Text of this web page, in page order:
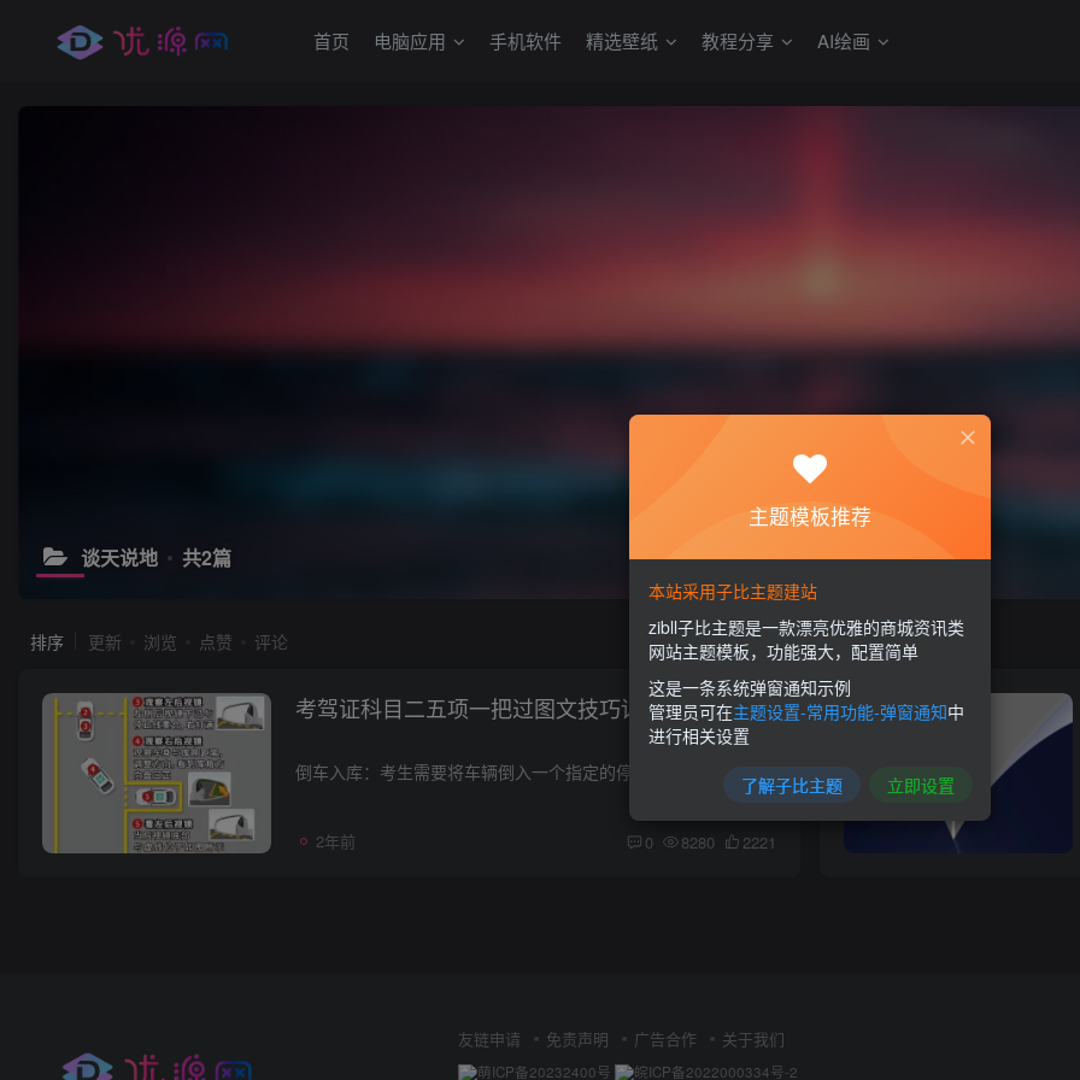
首页 电脑应用 手机软件 精选壁纸 教程分享 AI绘画
谈天说地 共2篇
排序 更新 浏览 点赞 评论
考驾证科目二五项一把过图文技巧详解（必过）
倒车入库：考生需要将车辆倒入一个指定的停车位内，然后开出停车位，再倒回原位。这个项目主要考验驾驶员对车辆空间位置的判断以及倒车操作的熟练度。 侧方停车：要求考生将车辆平行停入道路一...
2年前 0 8280 2221
友链申请 免责声明 广告合作 关于我们
萌ICP备20232400号 皖ICP备2022000334号-2
主题模板推荐
本站采用子比主题建站
zibll子比主题是一款漂亮优雅的商城资讯类
网站主题模板，功能强大，配置简单
这是一条系统弹窗通知示例
管理员可在主题设置-常用功能-弹窗通知中
进行相关设置
了解子比主题 立即设置